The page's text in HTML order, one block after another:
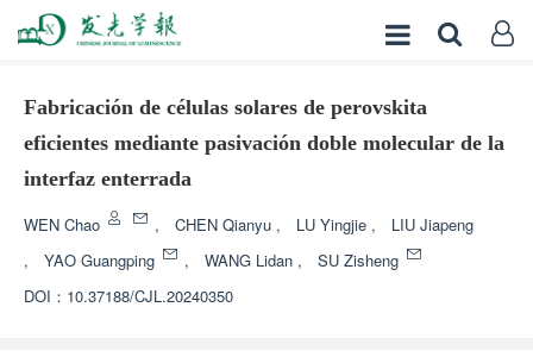
Fabricación de células solares de perovskita
eficientes mediante pasivación doble molecular de la
interfaz enterrada
WEN Chao , CHEN Qianyu , LU Yingjie ,
LIU Jiapeng
,
YAO Guangping , WANG Lidan ,
SU Zisheng
DOI： 10.37188/CJL.20240350